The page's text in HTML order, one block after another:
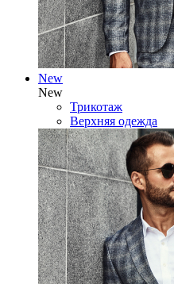
New
New
Трикотаж
Верхняя одежда